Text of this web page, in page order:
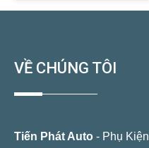
VỀ CHÚNG TÔI
Tiến Phát Auto - Phụ